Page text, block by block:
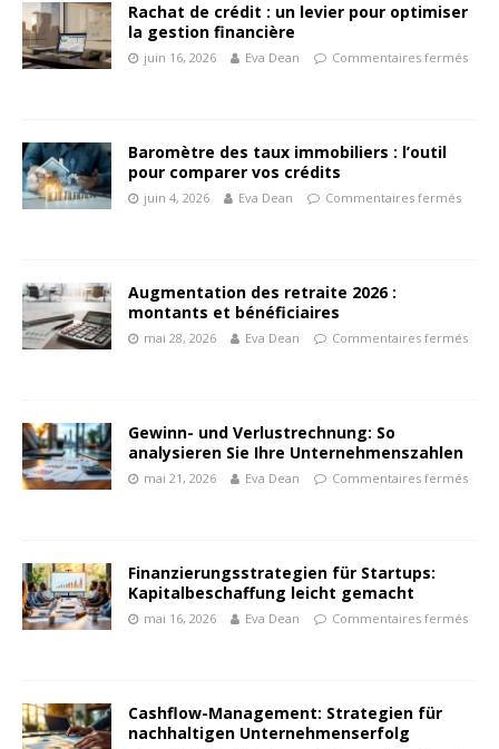
Rachat de crédit : un levier pour optimiser
la gestion financière
juin 16, 2026 Eva Dean Commentaires fermés
Baromètre des taux immobiliers : l’outil
pour comparer vos crédits
juin 4, 2026 Eva Dean Commentaires fermés
Augmentation des retraite 2026 :
montants et bénéficiaires
mai 28, 2026 Eva Dean Commentaires fermés
Gewinn- und Verlustrechnung: So
analysieren Sie Ihre Unternehmenszahlen
mai 21, 2026 Eva Dean Commentaires fermés
Finanzierungsstrategien für Startups:
Kapitalbeschaffung leicht gemacht
mai 16, 2026 Eva Dean Commentaires fermés
Cashflow-Management: Strategien für
nachhaltigen Unternehmenserfolg